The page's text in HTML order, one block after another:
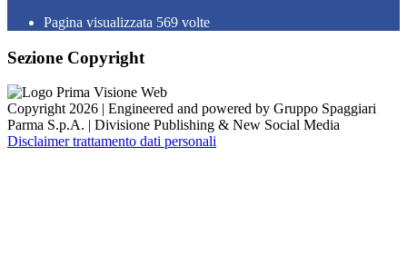
Pagina visualizzata 569 volte
Sezione Copyright
Copyright 2026 | Engineered and powered by Gruppo Spaggiari
Parma S.p.A. | Divisione Publishing & New Social Media
Disclaimer trattamento dati personali